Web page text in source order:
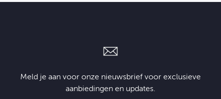
Meld je aan voor onze nieuwsbrief voor exclusieve
aanbiedingen en updates.